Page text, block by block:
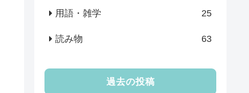
用語・雑学 25
読み物 63
過去の投稿